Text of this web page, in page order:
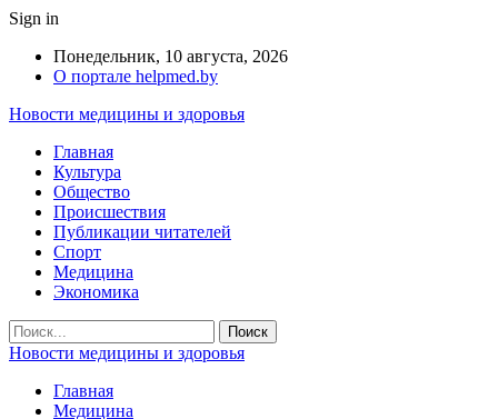
Sign in
Понедельник, 10 августа, 2026
О портале helpmed.by
Новости медицины и здоровья
Главная
Культура
Общество
Происшествия
Публикации читателей
Спорт
Медицина
Экономика
Новости медицины и здоровья
Главная
Медицина